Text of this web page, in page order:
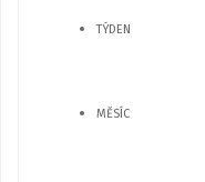
TÝDEN
MĚSÍC